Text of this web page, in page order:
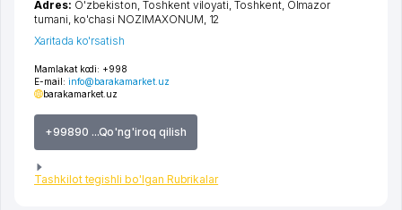
Mamlakat kodi: +998
E-mail: info@barakamarket.uz
barakamarket.uz
+99890 ...Qo'ng'iroq qilish
Tashkilot tegishli bo'lgan Rubrikalar
Adres: O'zbekiston,Toshkent viloyati,Toshkent, Olmazor
tumani, ko'chasi NOZIMAXONUM, 12
Xaritada ko'rsatish